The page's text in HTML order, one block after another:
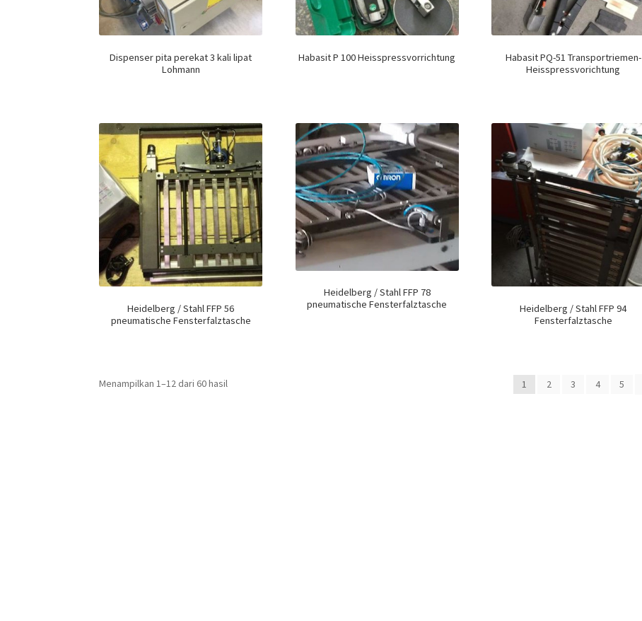
Dispenser pita perekat 3 kali lipat
Lohmann
Habasit P 100 Heisspressvorrichtung
Habasit PQ-51 Transportriemen-
Heisspressvorichtung
Heidelberg / Stahl FFP 56
pneumatische Fensterfalztasche
Heidelberg / Stahl FFP 78
pneumatische Fensterfalztasche
Heidelberg / Stahl FFP 94
Fensterfalztasche
Menampilkan 1–12 dari 60 hasil 1 2 3 4 5